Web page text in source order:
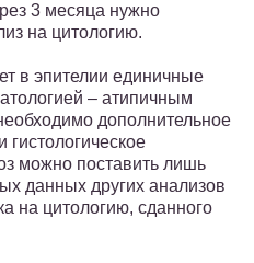
3 месяца нужно
на цитологию.
в эпителии единичные
– атипичным
дополнительное
гистологическое
можно поставить лишь
данных других анализов
на цитологию, сданного